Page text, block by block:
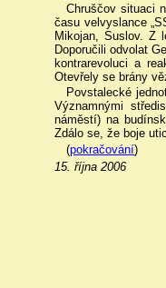
Chruščov situaci
času velvyslance
Mikojan, Suslov. Z
Doporučili odvolat
kontrarevoluci a
Otevřely se brány
Povstalecké
Významnými
náměstí) na
Zdálo se, že boje
(pokračování)
15. října 2006